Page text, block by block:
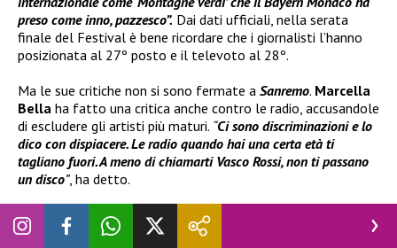
preso come inno, pazzesco”. Dai dati ufficiali, nella serata
finale del Festival è bene ricordare che i giornalisti l’hanno
posizionata al 27º posto e il televoto al 28º.
Ma le sue critiche non si sono fermate a Sanremo. Marcella
Bella ha fatto una critica anche contro le radio, accusandole
di escludere gli artisti più maturi. “Ci sono discriminazioni e lo
dico con dispiacere. Le radio quando hai una certa età ti
tagliano fuori. A meno di chiamarti Vasco Rossi, non ti passano
un disco”, ha detto.